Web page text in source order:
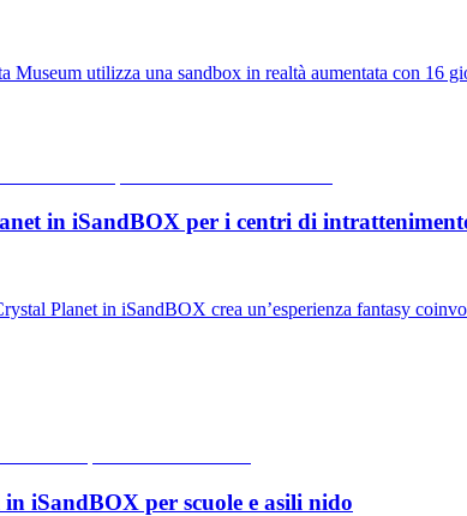
Museum utilizza una sandbox in realtà aumentata con
in iSandBOX per i centri di
Planet in iSandBOX crea un’esperienza fantasy
iSandBOX per scuole e asili nido